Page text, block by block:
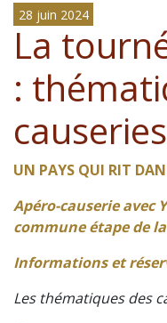
28 juin 2024
La
:
causeries
UN PAYS QUI RIT
Apéro-causerie avec
commune étape de
Informations et
Les thématiques des